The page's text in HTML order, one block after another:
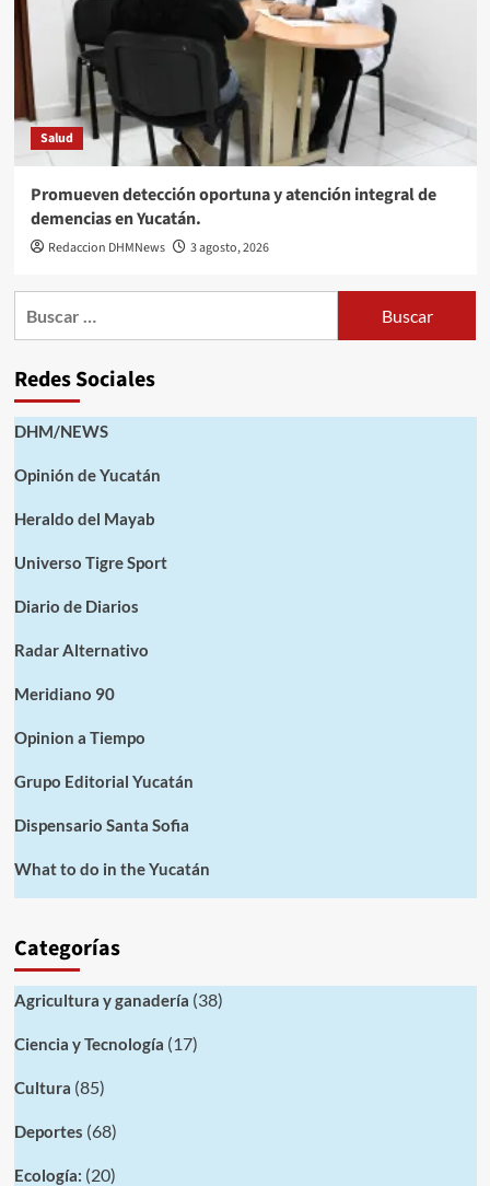
Salud
Promueven detección oportuna y atención integral de
demencias en Yucatán.
Redaccion DHMNews 3 agosto, 2026
Redes Sociales
DHM/NEWS
Opinión de Yucatán
Heraldo del Mayab
Universo Tigre Sport
Diario de Diarios
Radar Alternativo
Meridiano 90
Opinion a Tiempo
Grupo Editorial Yucatán
Dispensario Santa Sofia
What to do in the Yucatán
Categorías
Agricultura y ganadería (38)
Ciencia y Tecnología (17)
Cultura (85)
Deportes (68)
Ecología: (20)